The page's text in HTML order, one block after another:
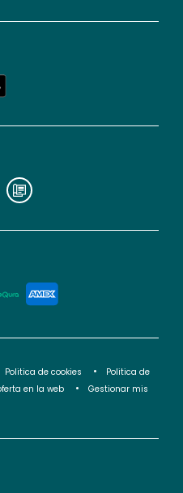
de
en
cualquier
Para
información,
puedes
nuestra
de
privacidad</2>.
Politica de cookies
Politica de
en la web
Gestionar mis